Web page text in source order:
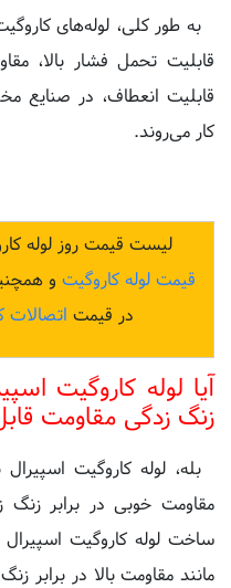
قابلیت تحمل فشار بالا،
قابلیت انعطاف، در صنایع
کار می‌روند.
قیمت لوله کاروگیتو
در قیمتاتصالات
زنگ زدگی مقاومت قابل
بله، لوله کاروگیت
مقاومت خوبی در برابر
ساخت لوله کاروگیت
مانند مقاومت بالا در برابر
برای افزایش مقاومت لوله